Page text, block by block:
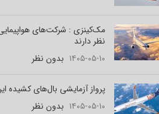
مک‌کینزی : شرکت‌های هواپیمایی
نظر دارند
۱۴۰۵-۰۵-۱۰ بدون نظر
پرواز آزمایشی بال‌های کشیده
۱۴۰۵-۰۵-۱۰ بدون نظر